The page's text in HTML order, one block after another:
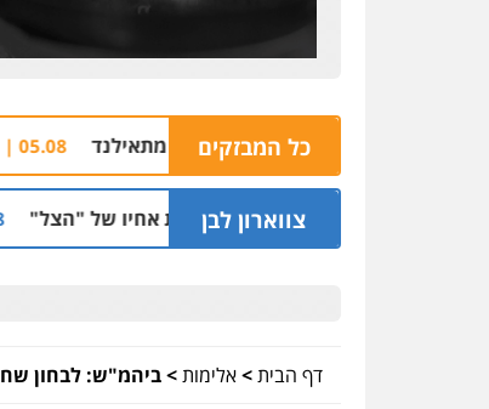
כל המבזקים
בשתי פועלות מתאילנד 05.08 | 20:09 החשוד
צווארון לבן
למועדון בבעלות אחיו של "הצל" 05.08 | 12:03
דף הבית>אלימות>ביהמ"ש: לבחון